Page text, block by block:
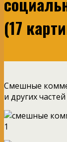
(17
Смешные
и других
1